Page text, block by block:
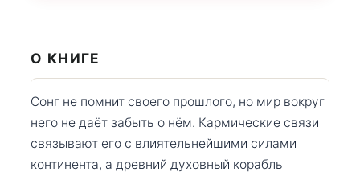
О КНИГЕ
Сонг не помнит своего прошлого, но мир вокруг
него не даёт забыть о нём. Кармические связи
связывают его с влиятельнейшими силами
континента, а древний духовный корабль